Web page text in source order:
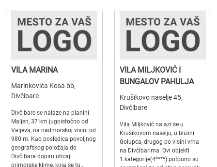
VILA MARINA
Marinkovića Kosa bb,
Divčibare
Divčibare se nalaze na planini
Maljen, 37 km jugoistočno od
Valjeva, na nadmorskoj visini od
980 m. Kao posledica povoljnog
geografskog položaja do
Divčibara dopiru uticaji
primorske klime, koja se tu...
VILA MILJKOVIĆ I
BUNGALOV PAHULJA
Krušikovo naselje 45,
Divčibare
Vila Miljković nalazi se u
Krušikovom naselju, u blizini
Golupca, drugog po visini vrha
na Divčibarima. Ovi objekti
1.kategorije(4****) potpuno su